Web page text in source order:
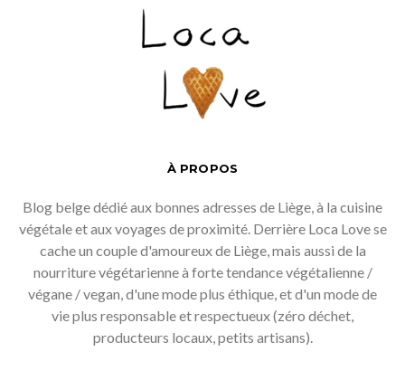
À PROPOS
Blog belge dédié aux bonnes adresses de Liège, à la cuisine
végétale et aux voyages de proximité. Derrière Loca Love se
cache un couple d'amoureux de Liège, mais aussi de la
nourriture végétarienne à forte tendance végétalienne /
végane / vegan, d'une mode plus éthique, et d'un mode de
vie plus responsable et respectueux (zéro déchet,
producteurs locaux, petits artisans).